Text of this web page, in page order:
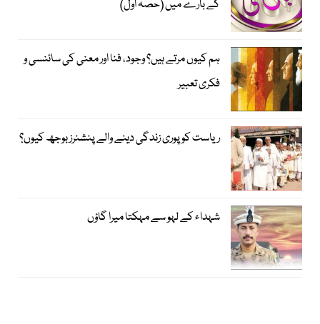
کے بارے میں (حصہ اوّل)
ہم کیوں مرتے ہیں؟ وجود، فنا اور معنی کی سائنسی و
فکری تعبیر
ریاست کو پوری زندگی دینے والے پنشنرز بوجھ کیوں؟
شہداء کے لہو سے مہکتا میرا گاؤں